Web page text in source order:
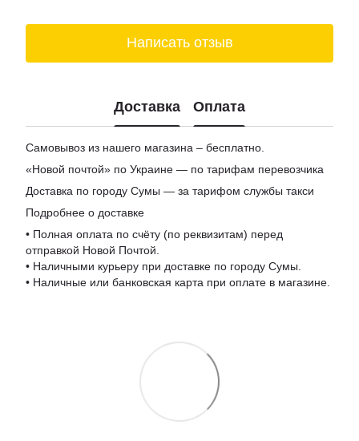
Заказ сыра
Написать отзыв
Доставка Оплата
Самовывоз из нашего магазина – бесплатно.
«Новой почтой» по Украине — по тарифам перевозчика
Доставка по городу Сумы — за тарифом службы такси
Подробнее о доставке
• Полная оплата по счёту (по реквизитам) перед
отправкой Новой Почтой.
• Наличными курьеру при доставке по городу Сумы.
• Наличные или банковская карта при оплате в магазине.